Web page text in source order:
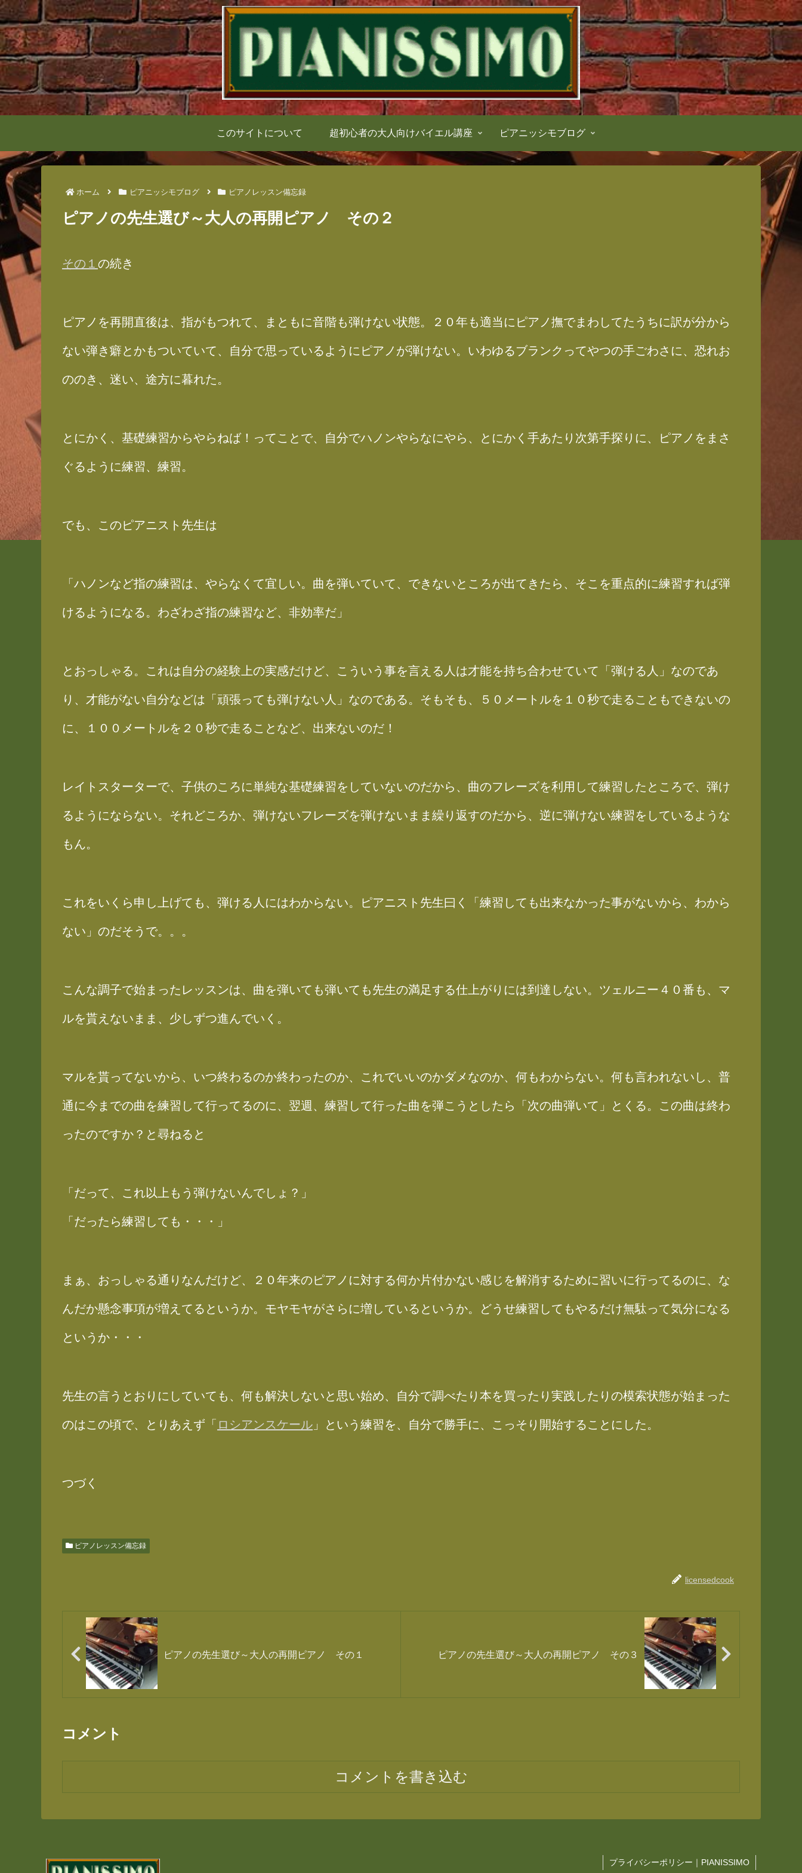
このサイトについて 超初心者の大人向けバイエル講座 ピアニッシモブログ
ホーム ピアニッシモブログ ピアノレッスン備忘録
ピアノの先生選び～大人の再開ピアノ その２
その１ の続き
ピアノを再開直後は、指がもつれて、まともに音階も弾けない状態。２０年も適当にピアノ撫でまわしてたうちに訳が分から
ない弾き癖とかもついていて、自分で思っているようにピアノが弾けない。いわゆるブランクってやつの手ごわさに、恐れお
ののき、迷い、途方に暮れた。
とにかく、基礎練習からやらねば！ってことで、自分でハノンやらなにやら、とにかく手あたり次第手探りに、ピアノをまさ
ぐるように練習、練習。
でも、このピアニスト先生は
「ハノンなど指の練習は、やらなくて宜しい。曲を弾いていて、できないところが出てきたら、そこを重点的に練習すれば弾
けるようになる。わざわざ指の練習など、非効率だ」
とおっしゃる。これは自分の経験上の実感だけど、こういう事を言える人は才能を持ち合わせていて「弾ける人」なのであ
り、才能がない自分などは「頑張っても弾けない人」なのである。そもそも、５０メートルを１０秒で走ることもできないの
に、１００メートルを２０秒で走ることなど、出来ないのだ！
レイトスターターで、子供のころに単純な基礎練習をしていないのだから、曲のフレーズを利用して練習したところで、弾け
るようにならない。それどころか、弾けないフレーズを弾けないまま繰り返すのだから、逆に弾けない練習をしているような
もん。
これをいくら申し上げても、弾ける人にはわからない。ピアニスト先生曰く「練習しても出来なかった事がないから、わから
ない」のだそうで。。。
こんな調子で始まったレッスンは、曲を弾いても弾いても先生の満足する仕上がりには到達しない。ツェルニー４０番も、マ
ルを貰えないまま、少しずつ進んでいく。
マルを貰ってないから、いつ終わるのか終わったのか、これでいいのかダメなのか、何もわからない。何も言われないし、普
通に今までの曲を練習して行ってるのに、翌週、練習して行った曲を弾こうとしたら「次の曲弾いて」とくる。この曲は終わ
ったのですか？と尋ねると
「だって、これ以上もう弾けないんでしょ？」
「だったら練習しても・・・」
まぁ、おっしゃる通りなんだけど、２０年来のピアノに対する何か片付かない感じを解消するために習いに行ってるのに、な
んだか懸念事項が増えてるというか。モヤモヤがさらに増しているというか。どうせ練習してもやるだけ無駄って気分になる
というか・・・
先生の言うとおりにしていても、何も解決しないと思い始め、自分で調べたり本を買ったり実践したりの模索状態が始まった
のはこの頃で、とりあえず「 ロシアンスケール 」という練習を、自分で勝手に、こっそり開始することにした。
つづく
ピアノレッスン備忘録
licensedcook
ピアノの先生選び～大人の再開ピアノ その１ ピアノの先生選び～大人の再開ピアノ その３
コメント
コメントを書き込む
プライバシーポリシー｜PIANISSIMO